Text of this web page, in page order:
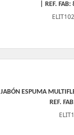
| REF. FAB:
ELIT102
JABÓN ESPUMA
REF.